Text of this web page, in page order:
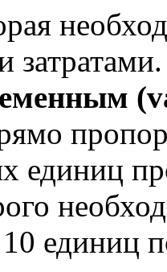
единиц
единиц